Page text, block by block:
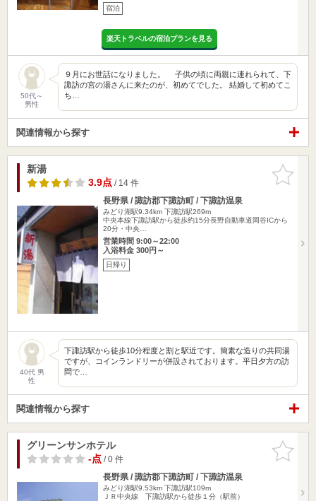
宿泊
楽天トラベルの宿泊プランを見る
50代～
男性
９月にお世話になりました。 子供の頃に両親に連れられて、下
諏訪の宮の湯さんに来たのが、初めてでした。 結婚して初めてこ
ち…
関連情報から探す
お気に入
りに追加
新湯
3.9点/ 14 件
長野県 / 諏訪郡下諏訪町 / 下諏訪温泉
みどり湖駅9.34km 下諏訪駅269m
中央本線下諏訪駅から徒歩約15分長野自動車道岡谷ICから
20分・中央…
営業時間 9:00～22:00
入浴料金 300円～
日帰り
40代 男
性
下諏訪駅から徒歩10分程度と割と駅近です。簡素な造りの共同湯
ですが、コインランドリーが併設されております。平日夕方の訪
問で…
関連情報から探す
お気に入
りに追加
グリーンサンホテル
-点/ 0 件
長野県 / 諏訪郡下諏訪町 / 下諏訪温泉
みどり湖駅9.53km 下諏訪駅109m
ＪＲ中央線 下諏訪駅から徒歩１分（駅前）